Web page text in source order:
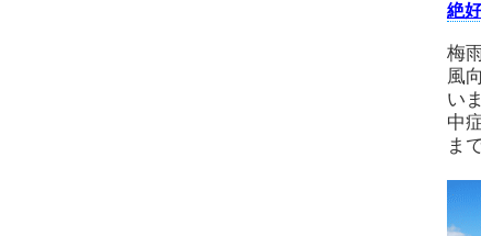
絶
梅
風
い
中
ま